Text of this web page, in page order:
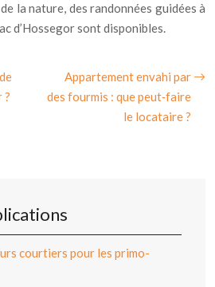
la nature, des randonnées guidées à
d’Hossegor sont disponibles.
?
Appartement envahi par
des fourmis : que peut‑faire
le locataire ?
courtiers pour les primo-